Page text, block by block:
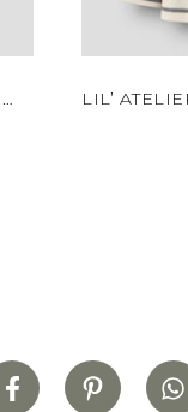
LIL’ ATELIER BABY POLO BODY WIT BIOLOGISCH KATOEN DRUKKNOOPJES